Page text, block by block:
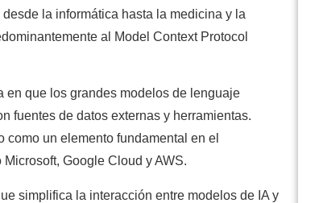
la informática hasta la medicina y la
al Model Context Protocol
en que los grandes modelos de lenguaje
fuentes de datos externas y herramientas.
un elemento fundamental en el
Google Cloud y AWS.
simplifica la interacción entre modelos de IA y